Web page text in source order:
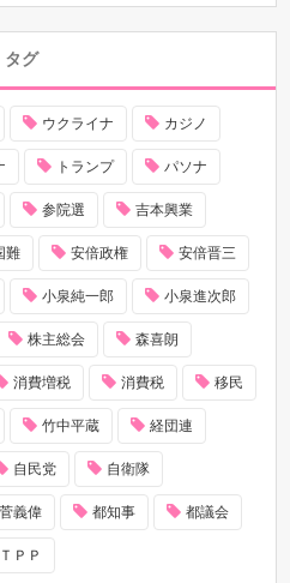
タグ
ウクライナ カジノ
トランプ パソナ
参院選 吉本興業
難 安倍政権 安倍晋三
小泉純一郎 小泉進次郎
株主総会 森喜朗
消費増税 消費税 移民
竹中平蔵 経団連
自民党 自衛隊
菅義偉 都知事 都議会
ＴＰＰ